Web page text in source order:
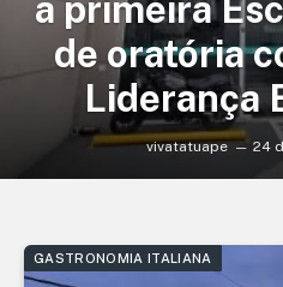
de oratória
Liderança
vivatatuape 24
GASTRONOMIA ITALIANA